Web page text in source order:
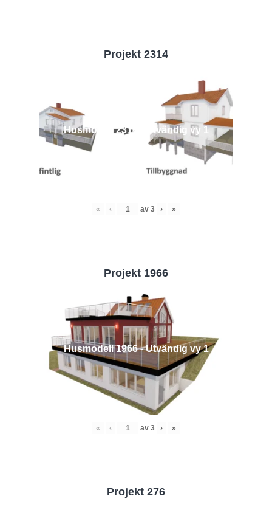
Projekt 2314
Husmodell 2314 - Utvändig vy 1
« ‹ av 3 › »
Projekt 1966
Husmodell 1966 - Utvändig vy 1
« ‹ av 3 › »
Projekt 276